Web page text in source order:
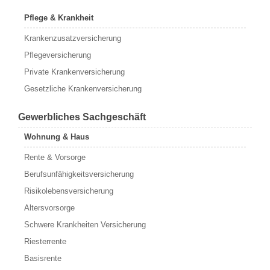
Pflege & Krankheit
Krankenzusatzversicherung
Pflegeversicherung
Private Krankenversicherung
Gesetzliche Krankenversicherung
Gewerbliches Sachgeschäft
Wohnung & Haus
Rente & Vorsorge
Berufs­unfähigkeitsversicherung
Risikolebensversicherung
Altersvorsorge
Schwere Krankheiten Versicherung
Riesterrente
Basisrente